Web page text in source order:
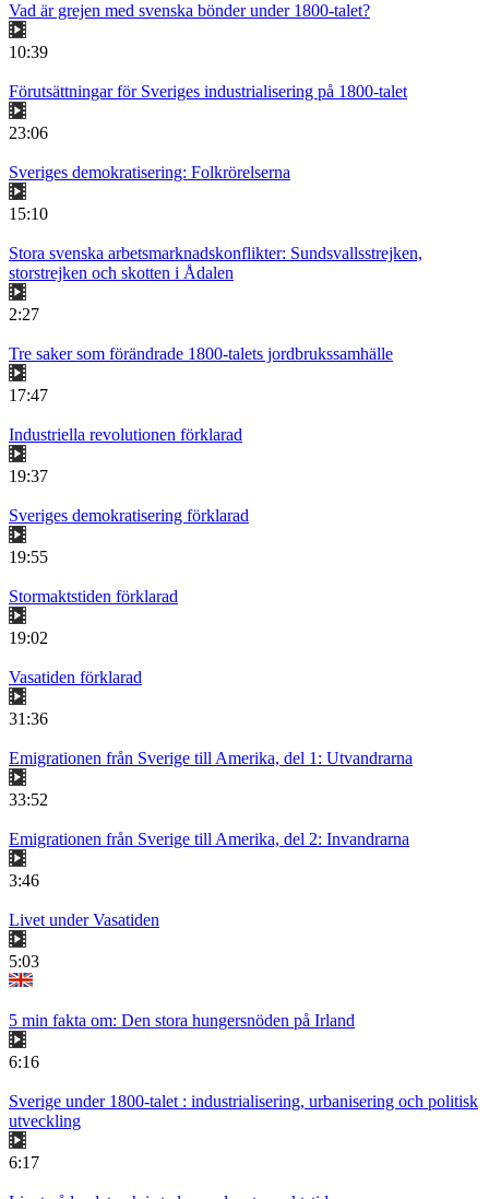
Vad är grejen med svenska bönder under 1800-talet?
10:39
Förutsättningar för Sveriges industrialisering på 1800-talet
23:06
Sveriges demokratisering: Folkrörelserna
15:10
Stora svenska arbetsmarknadskonflikter: Sundsvallsstrejken,
storstrejken och skotten i Ådalen
2:27
Tre saker som förändrade 1800-talets jordbrukssamhälle
17:47
Industriella revolutionen förklarad
19:37
Sveriges demokratisering förklarad
19:55
Stormaktstiden förklarad
19:02
Vasatiden förklarad
31:36
Emigrationen från Sverige till Amerika, del 1: Utvandrarna
33:52
Emigrationen från Sverige till Amerika, del 2: Invandrarna
3:46
Livet under Vasatiden
5:03
5 min fakta om: Den stora hungersnöden på Irland
6:16
Sverige under 1800-talet : industrialisering, urbanisering och politisk
utveckling
6:17